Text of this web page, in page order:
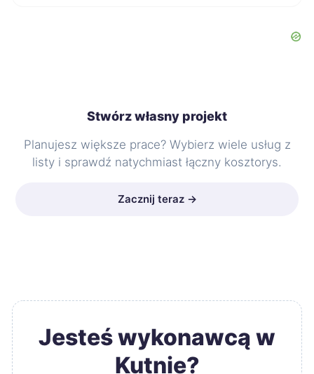
Stwórz własny projekt
Planujesz większe prace? Wybierz wiele usług z
listy i sprawdź natychmiast łączny kosztorys.
Zacznij teraz →
Jesteś wykonawcą w
Kutnie?